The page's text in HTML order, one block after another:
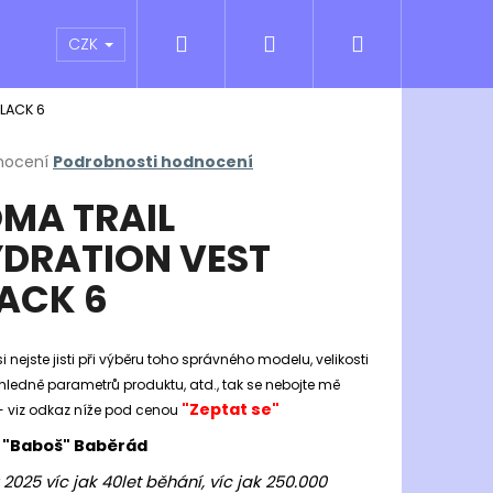
sporty Outlet Obchodní podmínky
CZK Přihlášení
6
Podrobnosti hodnocení
TRAIL
VEST
6
nejste jisti při výběru toho správného modelu, velikosti
parametrů produktu, atd., tak se nebojte mě
viz odkaz níže pod cenou "Zeptat se"
"Baboš" Baběrád
2025 víc jak 40let běhání, víc jak 250.000